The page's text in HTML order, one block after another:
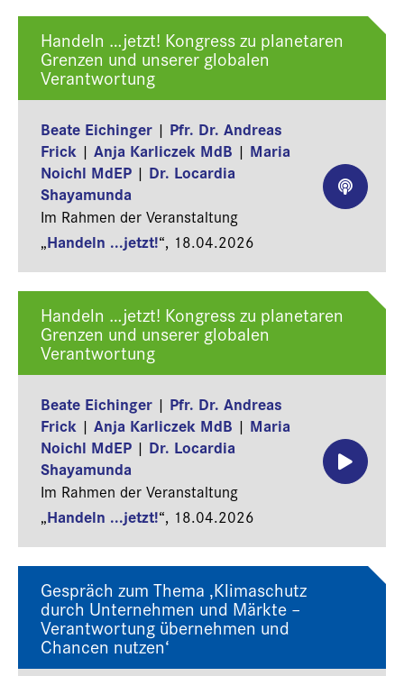
Handeln …jetzt! Kongress zu planetaren
Grenzen und unserer globalen
Verantwortung
Beate Eichinger | Pfr. Dr. Andreas
Frick | Anja Karliczek MdB | Maria
Noichl MdEP | Dr. Locardia
Shayamunda
Im Rahmen der Veranstaltung
„Handeln ...jetzt!“, 18.04.2026
Handeln …jetzt! Kongress zu planetaren
Grenzen und unserer globalen
Verantwortung
Beate Eichinger | Pfr. Dr. Andreas
Frick | Anja Karliczek MdB | Maria
Noichl MdEP | Dr. Locardia
Shayamunda
Im Rahmen der Veranstaltung
„Handeln ...jetzt!“, 18.04.2026
Gespräch zum Thema ‚Klimaschutz
durch Unternehmen und Märkte –
Verantwortung übernehmen und
Chancen nutzen‘